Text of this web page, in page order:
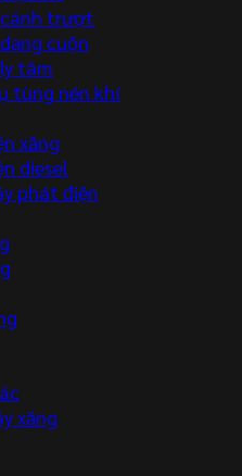
cánh trượt
cuộn
tâm
tùng nén khí
xăng
diesel
phát điện
xăng